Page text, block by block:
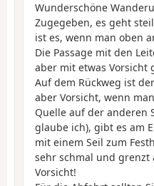
Wunderschöne
Zugegeben, es geht
ist es, wenn man oben
Die Passage mit den
aber mit etwas Vorsicht
Auf dem Rückweg ist
aber Vorsicht, wenn
Quelle auf der anderen
glaube ich), gibt es am
mit einem Seil zum
sehr schmal und grenzt
Vorsicht!